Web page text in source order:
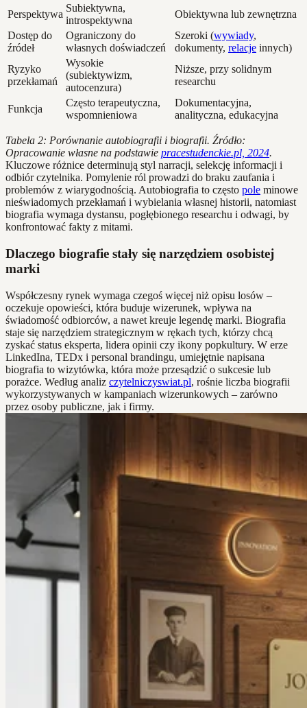
Perspektywa
Subiektywna,
introspektywna
Obiektywna lub zewnętrzna
Dostęp do
źródeł
Ograniczony do
własnych doświadczeń
Szeroki (wywiady,
dokumenty, relacje innych)
Ryzyko
przekłamań
Wysokie
(subiektywizm,
autocenzura)
Niższe, przy solidnym
researchu
Funkcja
Często terapeutyczna,
wspomnieniowa
Dokumentacyjna,
analityczna, edukacyjna
Tabela 2: Porównanie autobiografii i biografii. Źródło:
Opracowanie własne na podstawie pracestudenckie.pl, 2024.
Kluczowe różnice determinują styl narracji, selekcję informacji i
odbiór czytelnika. Pomylenie ról prowadzi do braku zaufania i
problemów z wiarygodnością. Autobiografia to często pole minowe
nieświadomych przekłamań i wybielania własnej historii, natomiast
biografia wymaga dystansu, pogłębionego researchu i odwagi, by
konfrontować fakty z mitami.
Dlaczego biografie stały się narzędziem osobistej
marki
Współczesny rynek wymaga czegoś więcej niż opisu losów –
oczekuje opowieści, która buduje wizerunek, wpływa na
świadomość odbiorców, a nawet kreuje legendę marki. Biografia
staje się narzędziem strategicznym w rękach tych, którzy chcą
zyskać status eksperta, lidera opinii czy ikony popkultury. W erze
LinkedIna, TEDx i personal brandingu, umiejętnie napisana
biografia to wizytówka, która może przesądzić o sukcesie lub
porażce. Według analiz czytelniczyswiat.pl, rośnie liczba biografii
wykorzystywanych w kampaniach wizerunkowych – zarówno
przez osoby publiczne, jak i firmy.